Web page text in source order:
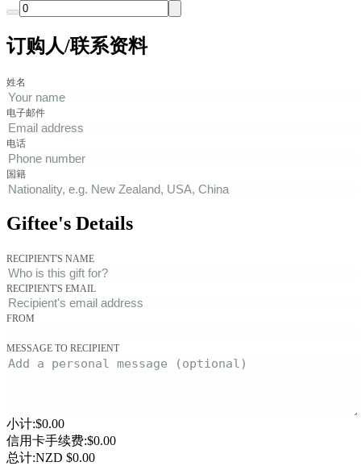
订购人/联系资料
姓名
电子邮件
电话
国籍
Giftee's Details
RECIPIENT'S NAME
RECIPIENT'S EMAIL
FROM
MESSAGE TO RECIPIENT
小计:$0.00
信用卡手续费:$0.00
总计:NZD $0.00